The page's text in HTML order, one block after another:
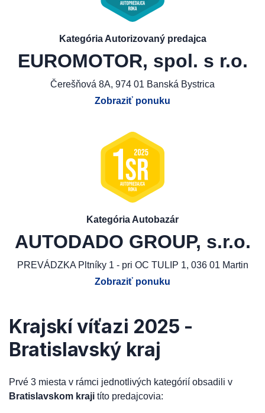
Kategória Autorizovaný predajca
EUROMOTOR, spol. s r.o.
Čerešňová 8A, 974 01 Banská Bystrica
Zobraziť ponuku
Kategória Autobazár
AUTODADO GROUP, s.r.o.
PREVÁDZKA Pltníky 1 - pri OC TULIP 1, 036 01 Martin
Zobraziť ponuku
Krajskí víťazi 2025 -
Bratislavský kraj
Prvé 3 miesta v rámci jednotlivých kategórií obsadili v
Bratislavskom kraji títo predajcovia: